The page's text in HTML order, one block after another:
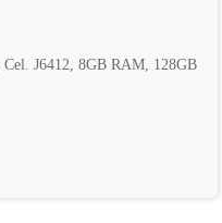
Cel. J6412, 8GB RAM, 128GB